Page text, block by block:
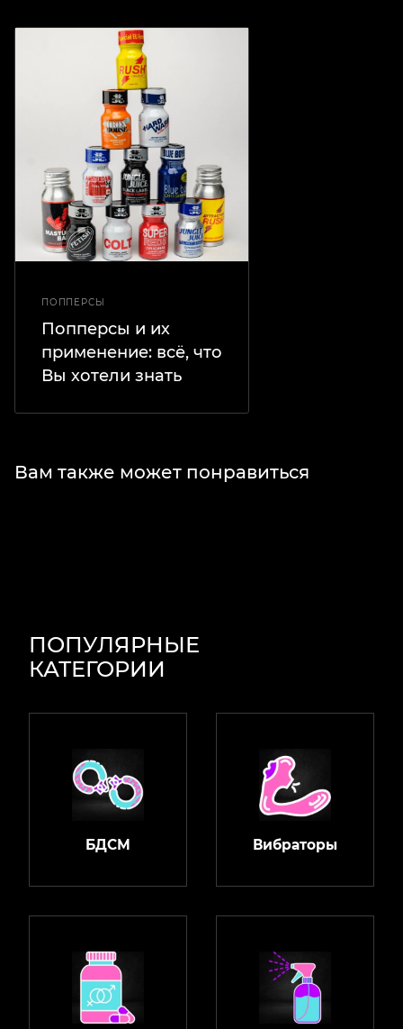
ПОППЕРСЫ
Попперсы и их
применение: всё, что
Вы хотели знать
Вам также может понравиться
ПОПУЛЯРНЫЕ
КАТЕГОРИИ
БДСМ Вибраторы